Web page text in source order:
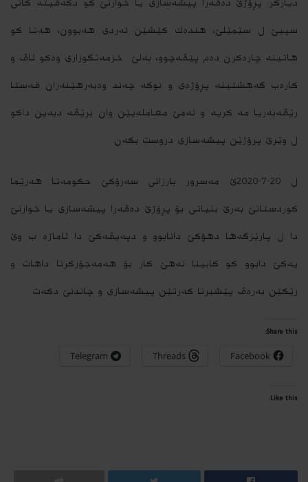
سپیێ ل سێمێلێ، هنده‌ك كێشێن ئه‌ردی هه‌بوون، هه‌تا كو
هاتینه‌ چاره‌كرن ده‌م پێڤه‌چوو، به‌لێ خزمه‌تگوزاری وه‌كو ئاڤ و
كاره‌ب گه‌هشتینه‌ پڕۆژه‌ی و نوكه‌ چه‌ند وه‌به‌رهێنه‌ران قه‌ستا
رێڤه‌به‌ریا مه‌ كریه‌ و ئه‌مێ معامله‌یێن وان برێڤه‌ دبه‌ین داكو
ل وێرێ پرۆژێن پیشه‌سازی دروست بكه‌ن.
ل 20-7-2020ێ مه‌سرور بارزانی سه‌رۆكێ حكومه‌تا هه‌رێما
كوردستانێ به‌رێ بنیاتی بۆ پڕۆژێ ده‌ڤه‌را پیشه‌سازی یا خوارنێ
دا ل پارێزگه‌ها دهۆكێ دانابوو و دپه‌یڤه‌كێ دا ئاماژه‌ ب وێ
یه‌كێ دابوو كو كابینا نه‌هێ كار بۆ هه‌مه‌جۆركرنا داهات و
رێكێن به‌ره‌ڤ پێشبرنا كه‌رتێن پیشه‌سازی و چاندنێ دكه‌ت.
Share this:
Facebook
Threads
Telegram
Like this: